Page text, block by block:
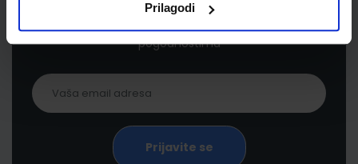
Prilagodi
Prijavite se kako bi primali informacije o novim
proizvodima i uslugama, akcijama i drugim
pogodnostima